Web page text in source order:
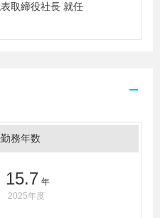
取締役社長 就任
務年数
15.7 年
2025年度